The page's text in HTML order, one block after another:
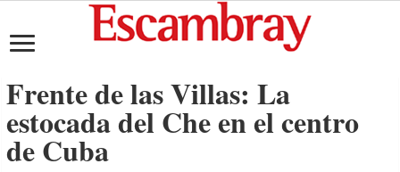
Frente de las Villas: La
estocada del Che en el centro
de Cuba